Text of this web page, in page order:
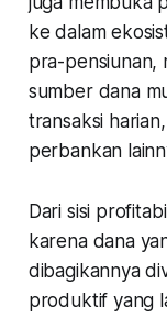
ke dalam
pra-pensiunan,
sumber dana
transaksi
perbankan
Dari sisi
karena dana
dibagikannya
produktif yang